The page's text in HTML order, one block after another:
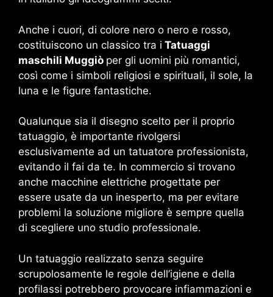
Anche i cuori, di colore nero o nero e rosso,
costituiscono un classico tra i Tatuaggi
maschili Muggiò per gli uomini più romantici,
così come i simboli religiosi e spirituali, il sole, la
luna e le figure fantastiche.
Qualunque sia il disegno scelto per il proprio
tatuaggio, è importante rivolgersi
esclusivamente ad un tatuatore professionista,
evitando il fai da te. In commercio si trovano
anche macchine elettriche progettate per
essere usate da un inesperto, ma per evitare
problemi la soluzione migliore è sempre quella
di scegliere uno studio professionale.
Un tatuaggio realizzato senza seguire
scrupolosamente le regole dell’igiene e della
profilassi potrebbero provocare infiammazioni e